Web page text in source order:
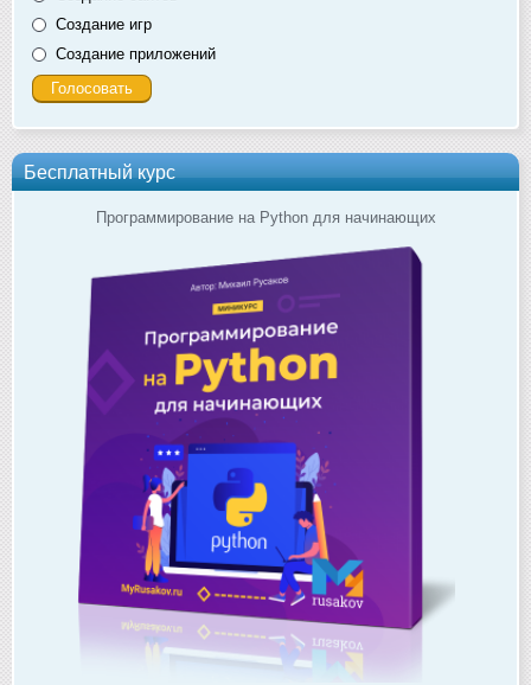
Создание игр
Создание приложений
Бесплатный курс
Программирование на Python для начинающих